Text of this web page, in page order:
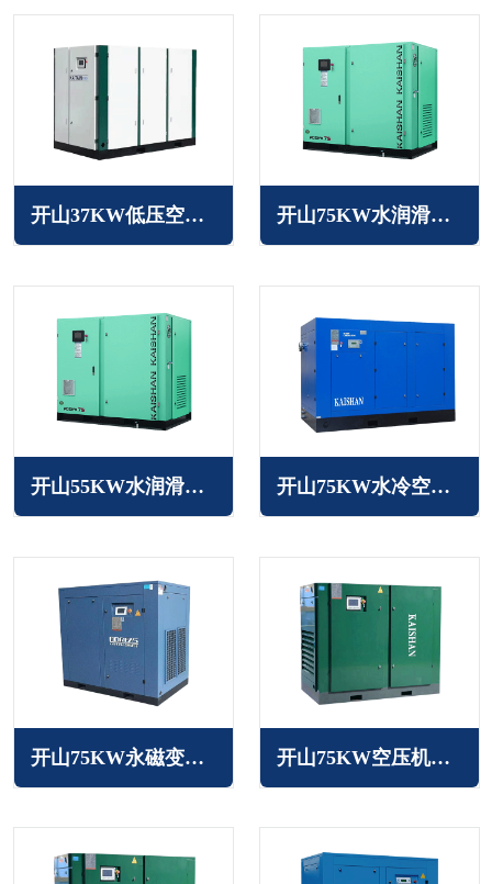
开山37KW低压空压机JN系列 开山75KW水润滑无油空压机
开山55KW水润滑无油空压机 开山75KW水冷空压机LGS系列
开山75KW永磁变频空压机BMVF系列 开山75KW空压机LG系列